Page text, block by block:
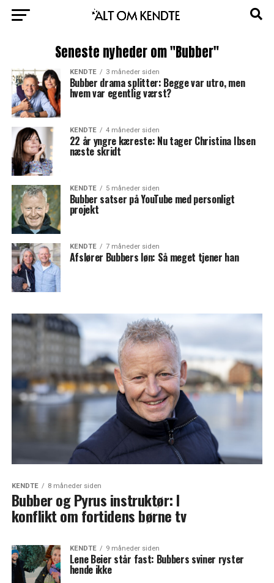
Seneste nyheder om "Bubber"
KENDTE 3 måneder siden
Bubber drama splitter: Begge var utro, men
hvem var egentlig værst?
KENDTE 4 måneder siden
22 år yngre kæreste: Nu tager Christina Ibsen
næste skridt
KENDTE 5 måneder siden
Bubber satser på YouTube med personligt
projekt
KENDTE 7 måneder siden
Afslører Bubbers løn: Så meget tjener han
KENDTE 8 måneder siden
Bubber og Pyrus instruktør: I
konflikt om fortidens børne tv
KENDTE 9 måneder siden
Lene Beier står fast: Bubbers sviner ryster
hende ikke